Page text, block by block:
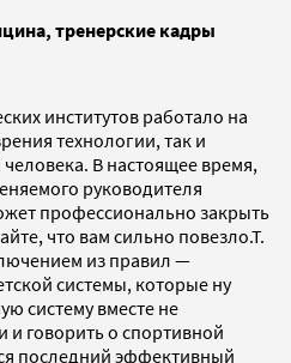
тренерские кадры
институтов работало на
технологии, так и
В настоящее время,
руководителя
профессионально закрыть
что вам сильно повезло.Т.
из правил —
системы, которые ну
систему вместе не
и говорить о спортивной
последний эффективный